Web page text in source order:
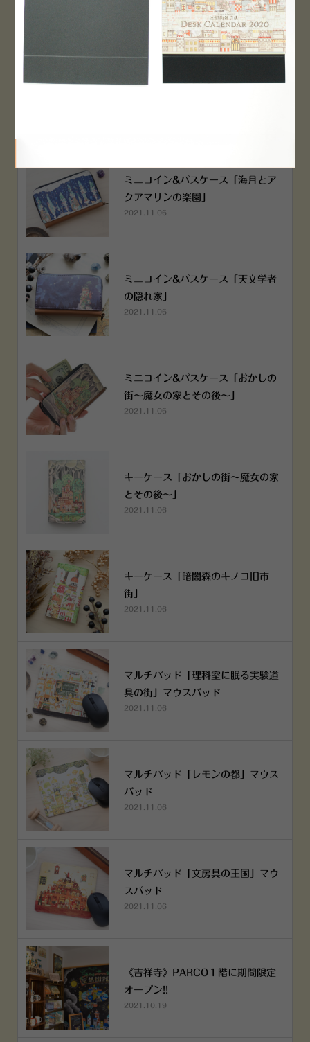
2022.12.05
空想街雑貨店《吉祥寺本店》４月２
ミニコイン&パスケース「海月とア
クアマリンの楽園」
2021.11.06
ミニコイン&パスケース「天文学者
の隠れ家」
2021.11.06
ミニコイン&パスケース「おかしの
街～魔女の家とその後～」
2021.11.06
キーケース「おかしの街～魔女の家
とその後～」
2021.11.06
キーケース「暗闇森のキノコ旧市
街」
2021.11.06
マルチパッド「理科室に眠る実験道
具の街」マウスパッド
2021.11.06
マルチパッド「レモンの都」マウス
パッド
2021.11.06
マルチパッド「文房具の王国」マウ
スパッド
2021.11.06
《吉祥寺》PARCO１階に期間限定
オープン!!
2021.10.19